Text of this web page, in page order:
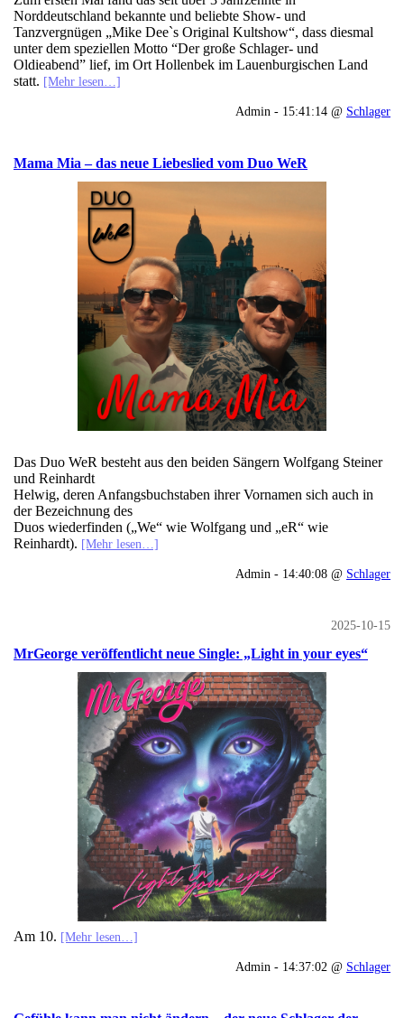
Norddeutschland bekannte und beliebte Show- und
Tanzvergnügen „Mike Dee`s Original Kultshow“, dass diesmal
unter dem speziellen Motto “Der große Schlager- und
Oldieabend” lief, im Ort Hollenbek im Lauenburgischen Land
statt. [Mehr lesen…]
Admin - 15:41:14 @ Schlager
Mama Mia – das neue Liebeslied vom Duo WeR
Das Duo WeR besteht aus den beiden Sängern Wolfgang Steiner
und Reinhardt
Helwig, deren Anfangsbuchstaben ihrer Vornamen sich auch in
der Bezeichnung des
Duos wiederfinden („We“ wie Wolfgang und „eR“ wie
Reinhardt). [Mehr lesen…]
Admin - 14:40:08 @ Schlager
2025-10-15
MrGeorge veröffentlicht neue Single: „Light in your eyes“
Am 10. [Mehr lesen…]
Admin - 14:37:02 @ Schlager